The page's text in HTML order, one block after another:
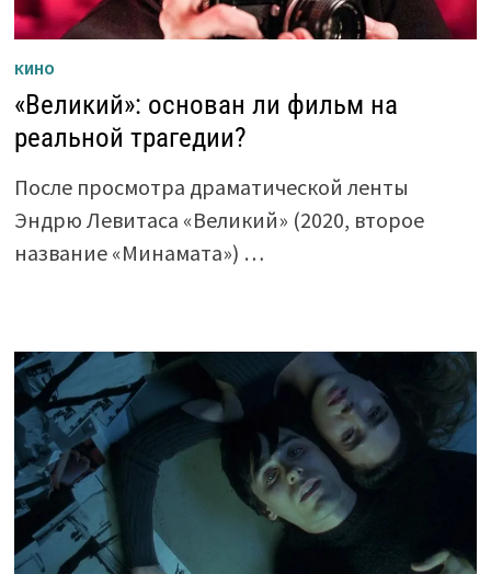
КИНО
«Великий»: основан ли фильм на
реальной трагедии?
После просмотра драматической ленты
Эндрю Левитаса «Великий» (2020, второе
название «Минамата») …